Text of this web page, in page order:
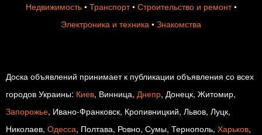
Недвижимость• Транспорт• Строительство и ремонт•
Электроника и техника • Знакомства
Доска объявлений принимает к публикации объявления со всех
городов Украины: Киев, Винница, Днепр, Донецк, Житомир,
Запорожье, Ивано-Франковск, Кропивницкий, Львов, Луцк,
Николаев, Одесса, Полтава, Ровно, Сумы, Тернополь, Харьков,